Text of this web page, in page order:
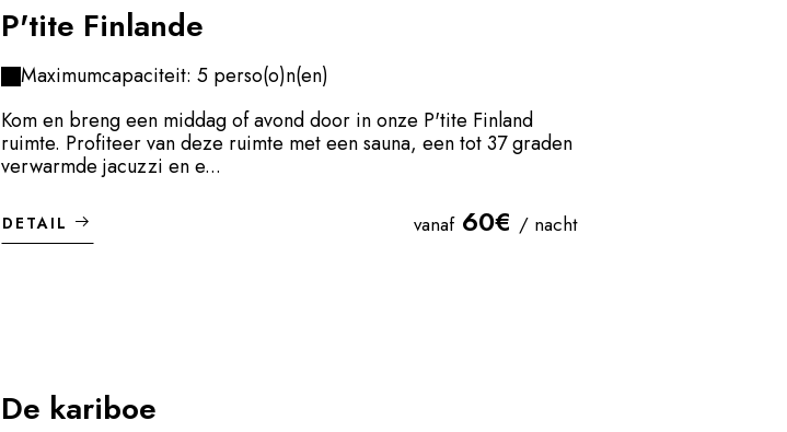
P'tite Finlande
Maximumcapaciteit: 5 perso(o)n(en)
Kom en breng een middag of avond door in onze P'tite Finland
ruimte. Profiteer van deze ruimte met een sauna, een tot 37 graden
verwarmde jacuzzi en e...
DETAIL vanaf 60€ / nacht
De kariboe